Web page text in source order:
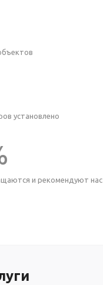
установлено
и рекомендуют нас